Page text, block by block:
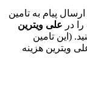
پیام به تامین
در علی ویترین
(این تامین
ویترین هزینه